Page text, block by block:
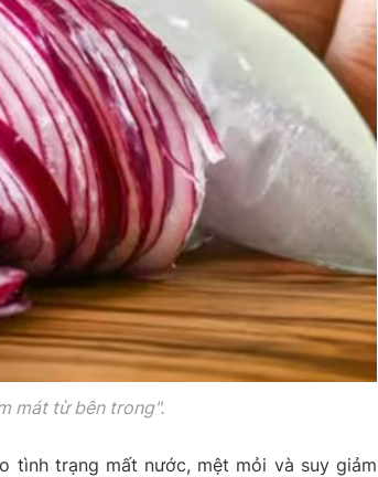
mát từ bên trong".
tình trạng mất nước, mệt mỏi và suy giảm